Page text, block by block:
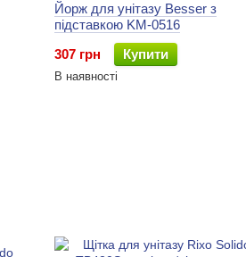
Йорж для унітазу Besser з
підставкою KM-0516
307 грн
Купити
В наявності